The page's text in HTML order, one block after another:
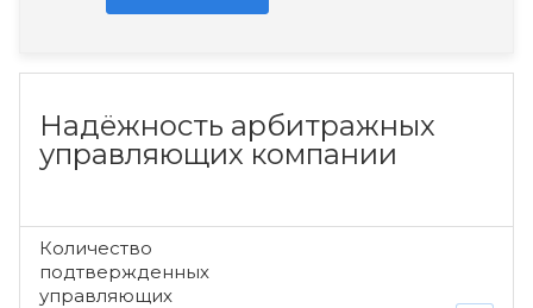
Надёжность арбитражных
управляющих компании
Количество
подтвержденных
управляющих